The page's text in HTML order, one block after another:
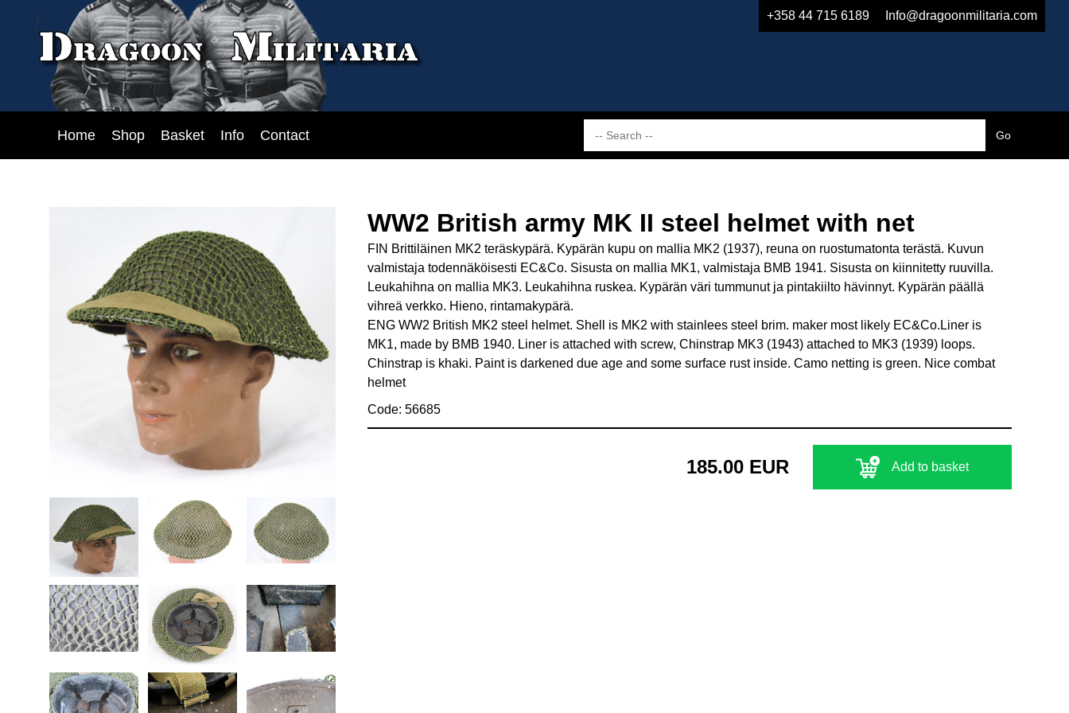
+358 44 715 6189 Info@dragoonmilitaria.com
Home Shop Basket Info Contact
WW2 British army MK II steel helmet with net
FIN Brittiläinen MK2 teräskypärä. Kypärän kupu on mallia MK2 (1937), reuna on ruostumatonta terästä. Kuvun
valmistaja todennäköisesti EC&Co. Sisusta on mallia MK1, valmistaja BMB 1941. Sisusta on kiinnitetty ruuvilla.
Leukahihna on mallia MK3. Leukahihna ruskea. Kypärän väri tummunut ja pintakiilto hävinnyt. Kypärän päällä
vihreä verkko. Hieno, rintamakypärä.
ENG WW2 British MK2 steel helmet. Shell is MK2 with stainlees steel brim. maker most likely EC&Co.Liner is
MK1, made by BMB 1940. Liner is attached with screw, Chinstrap MK3 (1943) attached to MK3 (1939) loops.
Chinstrap is khaki. Paint is darkened due age and some surface rust inside. Camo netting is green. Nice combat
helmet
Code: 56685
185.00 EUR Add to basket